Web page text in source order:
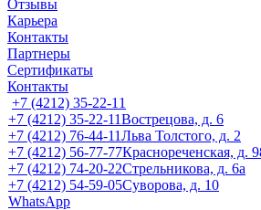
Отзывы
Карьера
Контакты
Партнеры
Сертификаты
Контакты
+7 (4212) 35-22-11
+7 (4212) 35-22-11Вострецова, д. 6
+7 (4212) 76-44-11Льва Толстого, д. 2
+7 (4212) 56-77-77Краснореченская, д.
+7 (4212) 74-20-22Стрельникова, д. 6а
+7 (4212) 54-59-05Суворова, д. 10
WhatsApp